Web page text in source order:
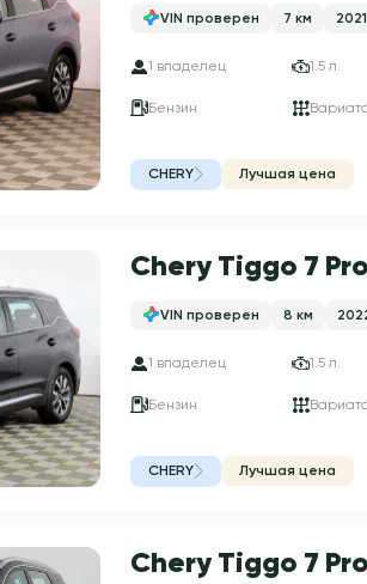
VIN проверен 7 км
1 владелец 1.5 л.
Бензин
CHERY Лучшая цена
Chery Tiggo 7 Pro
VIN проверен 8 км
1 владелец 1.5 л.
Бензин
CHERY Лучшая цена
Chery Tiggo 7 Pro